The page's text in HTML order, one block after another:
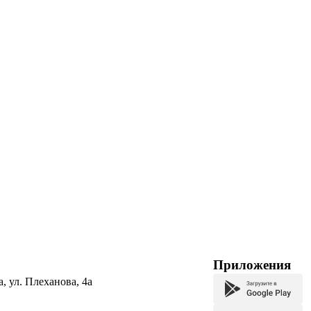
ул. Плеханова, 4а
Приложения